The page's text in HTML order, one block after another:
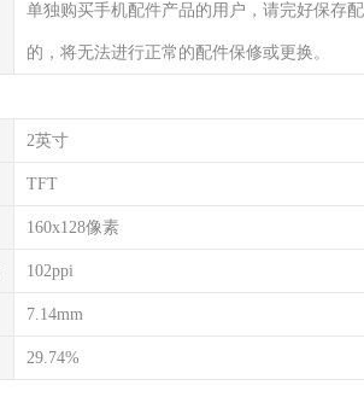
单独购买手机配件产品的用户，请完好保存
的，将无法进行正常的配件保修或更换。
2英寸
TFT
160x128像素
102ppi
7.14mm
29.74%